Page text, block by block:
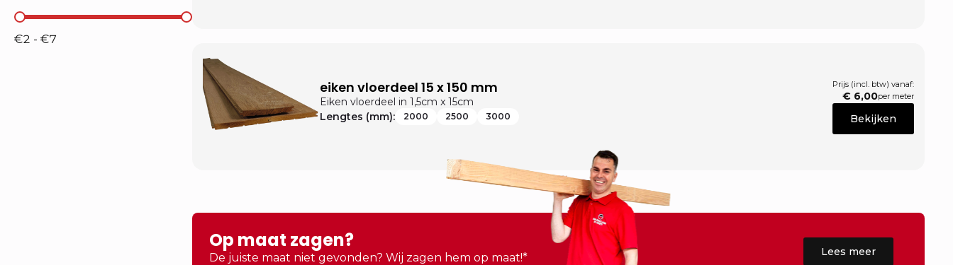
Prijs
€2 - €7
eiken vloerdeel 15 x 150 mm
Eiken vloerdeel in 1,5cm x 15cm
Lengtes (mm):
2000 2500 3000
Prijs (incl. btw) vanaf:
€ 6,00per meter
Bekijken
Op maat zagen?
De juiste maat niet gevonden? Wij zagen hem op maat!* Lees meer